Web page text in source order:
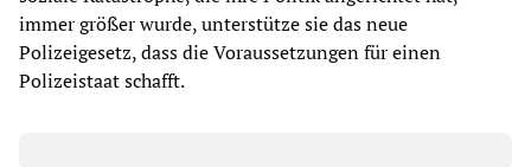
immer größer wurde, unterstütze sie das neue
Polizeigesetz, dass die Voraussetzungen für einen
Polizeistaat schafft.